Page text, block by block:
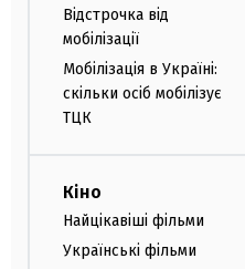
Відстрочка від
мобілізації
Мобілізація в Україні:
скільки осіб мобілізує
ТЦК
Кіно
Найцікавіші фільми
Українські фільми